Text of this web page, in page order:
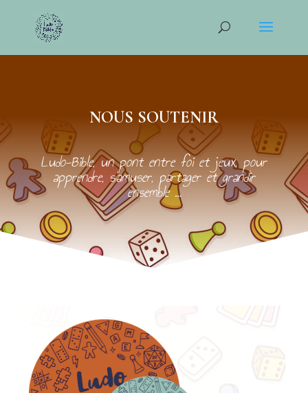
NOUS SOUTENIR
Ludo-Bible, un pont entre foi et jeux, pour
apprendre, s’amuser, partager et grandir
ensemble …